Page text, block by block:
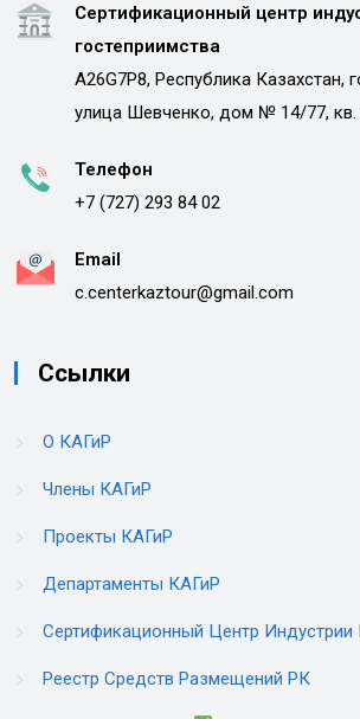
Сертификационный центр
гостеприимства
A26G7P8, Республика Казахстан,
улица Шевченко, дом № 14/77, кв.
Телефон
+7 (727) 293 84 02
Email
c.centerkaztour@gmail.com
Ссылки
О КАГиР
Члены КАГиР
Проекты КАГиР
Департаменты КАГиР
Сертификационный Центр Индустрии
Реестр Средств Размещений РК